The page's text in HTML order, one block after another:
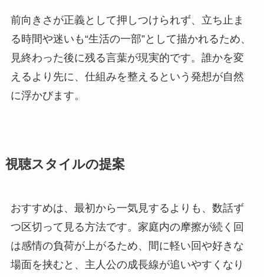
前向きさが正義として押しつけられず、立ち止ま
る時間や迷いも“生活の一部”として描かれるため、
見終わった後に残る言葉が現実的です。誰かを変
えるより先に、仕組みを整えるという発想が自然
に浮かびます。
視聴スタイルの提案
おすすめは、最初から一気見するよりも、数話ず
つ区切って見る方法です。家庭内の摩擦が続く回
は感情の負荷が上がるため、間に軽い回や好きな
場面を挟むと、主人公の成長線が追いやすくなり